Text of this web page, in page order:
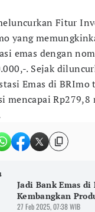
Fitur
yang
emas dengan
. Sejak
Emas di BRImo
mencapai
Jadi Bank Emas di
Kembangkan
27 Feb 2025, 07:38 WIB